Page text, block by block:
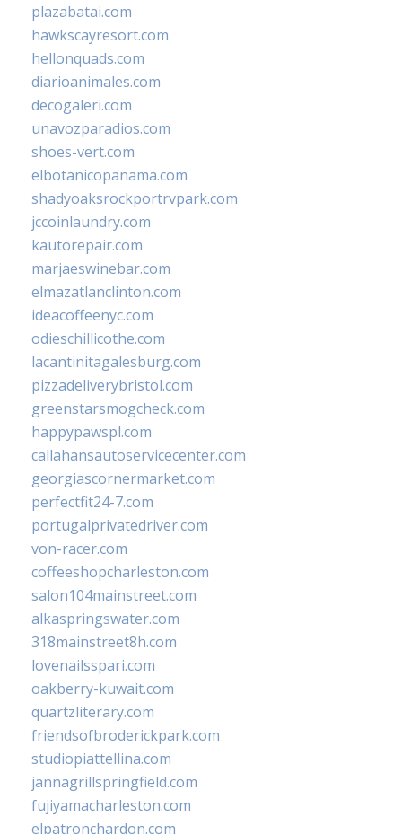
plazabatai.com
hawkscayresort.com
hellonquads.com
diarioanimales.com
decogaleri.com
unavozparadios.com
shoes-vert.com
elbotanicopanama.com
shadyoaksrockportrvpark.com
jccoinlaundry.com
kautorepair.com
marjaeswinebar.com
elmazatlanclinton.com
ideacoffeenyc.com
odieschillicothe.com
lacantinitagalesburg.com
pizzadeliverybristol.com
greenstarsmogcheck.com
happypawspl.com
callahansautoservicecenter.com
georgiascornermarket.com
perfectfit24-7.com
portugalprivatedriver.com
von-racer.com
coffeeshopcharleston.com
salon104mainstreet.com
alkaspringswater.com
318mainstreet8h.com
lovenailsspari.com
oakberry-kuwait.com
quartzliterary.com
friendsofbroderickpark.com
studiopiattellina.com
jannagrillspringfield.com
fujiyamacharleston.com
elpatronchardon.com